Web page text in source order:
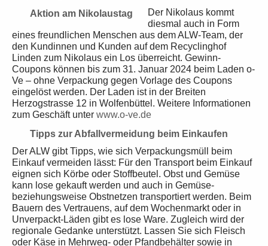
Aktion am Nikolaustag
Der Nikolaus kommt
diesmal auch in Form
eines freundlichen Menschen aus dem ALW-Team, der
den Kundinnen und Kunden auf dem Recyclinghof
Linden zum Nikolaus ein Los überreicht. Gewinn-
Coupons können bis zum 31. Januar 2024 beim Laden o-
Ve – ohne Verpackung gegen Vorlage des Coupons
eingelöst werden. Der Laden ist in der Breiten
Herzogstrasse 12 in Wolfenbüttel. Weitere Informationen
zum Geschäft unter www.o-ve.de
Tipps zur Abfallvermeidung beim Einkaufen
Der ALW gibt Tipps, wie sich Verpackungsmüll beim
Einkauf vermeiden lässt: Für den Transport beim Einkauf
eignen sich Körbe oder Stoffbeutel. Obst und Gemüse
kann lose gekauft werden und auch in Gemüse-
beziehungsweise Obstnetzen transportiert werden. Beim
Bauern des Vertrauens, auf dem Wochenmarkt oder in
Unverpackt-Läden gibt es lose Ware. Zugleich wird der
regionale Gedanke unterstützt. Lassen Sie sich Fleisch
oder Käse in Mehrweg- oder Pfandbehälter sowie in